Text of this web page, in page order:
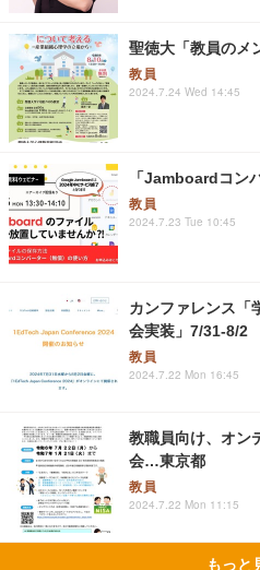
聖徳大「教員のメ
教員
2024.7.24 Wed 14:45
「Jamboardコン
教員
2024.7.23 Tue 10:45
カンファレンス「
会実装」7/31-8/2
教員
2024.7.22 Mon 16:45
教職員向け、オン
会…東京都
教員
2024.7.22 Mon 11:15
もっと